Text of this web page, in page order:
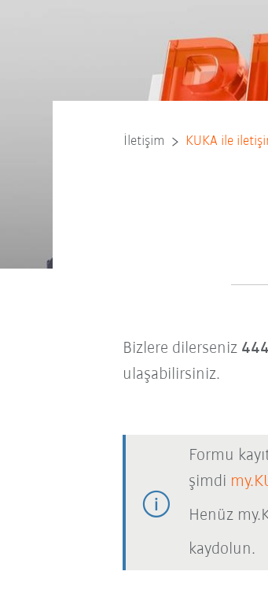
İletişim KUKA ile
Bizlere dilerseniz
ulaşabilirsiniz.
Formu
şimdi
Henüz
kaydolun.